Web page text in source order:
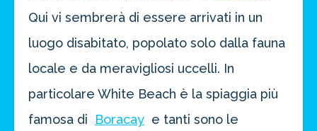
Qui vi sembrerà di essere arrivati in un
luogo disabitato, popolato solo dalla fauna
locale e da meravigliosi uccelli. In
particolare White Beach è la spiaggia più
famosa di
Boracay e tanti sono le